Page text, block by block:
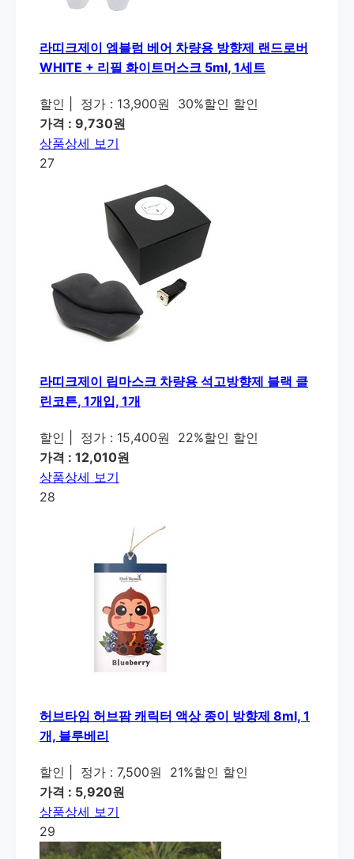
라띠크제이 엠블럼 베어 차량용 방향제 랜드로버
WHITE + 리필 화이트머스크 5ml, 1세트
할인 정가 : 13,900원
30%할인 할인
가격 : 9,730원
상품상세 보기
27
라띠크제이 립마스크 차량용 석고방향제 블랙 클
린코튼, 1개입, 1개
할인 정가 : 15,400원
22%할인 할인
가격 : 12,010원
상품상세 보기
28
허브타임 허브팜 캐릭터 액상 종이 방향제 8ml, 1
개, 블루베리
할인 정가 : 7,500원
21%할인 할인
가격 : 5,920원
상품상세 보기
29